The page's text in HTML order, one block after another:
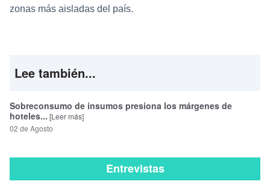
zonas más aisladas del país.
Lee también...
Sobreconsumo de insumos presiona los márgenes de
hoteles... [Leer más]
02 de Agosto
Entrevistas